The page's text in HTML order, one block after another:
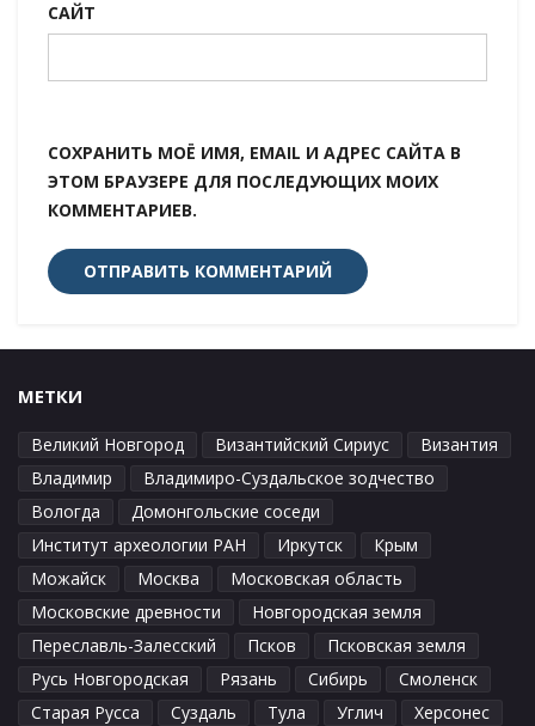
САЙТ
СОХРАНИТЬ МОЁ ИМЯ, EMAIL И АДРЕС САЙТА В
ЭТОМ БРАУЗЕРЕ ДЛЯ ПОСЛЕДУЮЩИХ МОИХ
КОММЕНТАРИЕВ.
МЕТКИ
Великий Новгород Византийский Сириус
Византия
Владимир
Владимиро-Суздальское зодчество
Вологда
Домонгольские соседи
Институт археологии РАН
Иркутск
Крым
Можайск
Москва
Московская область
Московские древности
Новгородская земля
Переславль-Залесский
Псков
Псковская земля
Русь Новгородская
Рязань Сибирь
Смоленск
Старая Русса
Суздаль Тула Углич
Херсонес